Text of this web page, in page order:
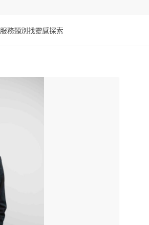
服務類別 找靈感探索